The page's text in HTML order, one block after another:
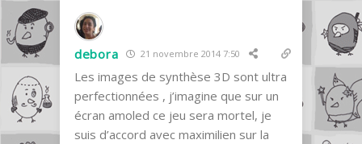
debora 21 novembre 2014 7:50
Les images de synthèse 3D sont ultra
perfectionnées , j’imagine que sur un
écran amoled ce jeu sera mortel, je
suis d’accord avec maximilien sur la